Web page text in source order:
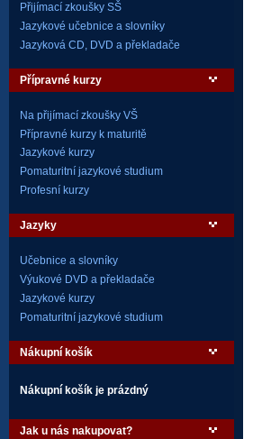
Přijímací zkoušky SŠ
Jazykové učebnice a slovníky
Jazyková CD, DVD a překladače
Přípravné kurzy
Na přijímací zkoušky VŠ
Přípravné kurzy k maturitě
Jazykové kurzy
Pomaturitní jazykové studium
Profesní kurzy
Jazyky
Učebnice a slovníky
Výukové DVD a překladače
Jazykové kurzy
Pomaturitní jazykové studium
Nákupní košík
Nákupní košík je prázdný
Jak u nás nakupovat?